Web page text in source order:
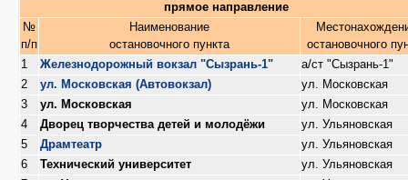
прямое направление
№
п/п
Наименование
остановочного пункта
остановочного
1
Железнодорожный вокзал "Сызрань-1"
а/ст "Сызрань-1"
2
ул. Московская (Автовокзал)
ул. Московская
3
ул. Московская
ул. Московская
4
Дворец творчества детей и молодёжи
ул. Ульяновская
5
Драмтеатр
ул. Ульяновская
6
Технический университет
ул. Ульяновская